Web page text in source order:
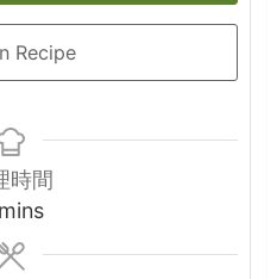
Recipe
時間
mins